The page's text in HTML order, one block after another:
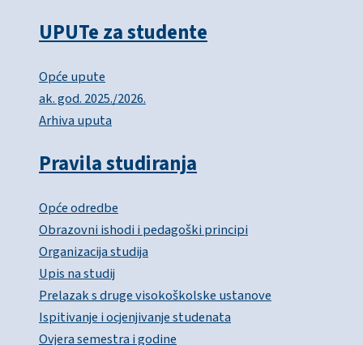
UPUTe za studente
Opće upute
ak. god. 2025./2026.
Arhiva uputa
Pravila studiranja
Opće odredbe
Obrazovni ishodi i pedagoški principi
Organizacija studija
Upis na studij
Prelazak s druge visokoškolske ustanove
Ispitivanje i ocjenjivanje studenata
Ovjera semestra i godine